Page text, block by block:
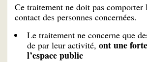
Ce traitement ne doit pas comporter
contact des personnes concernées.
Le traitement ne concerne que
de par leur activité, ont une
l’espace public